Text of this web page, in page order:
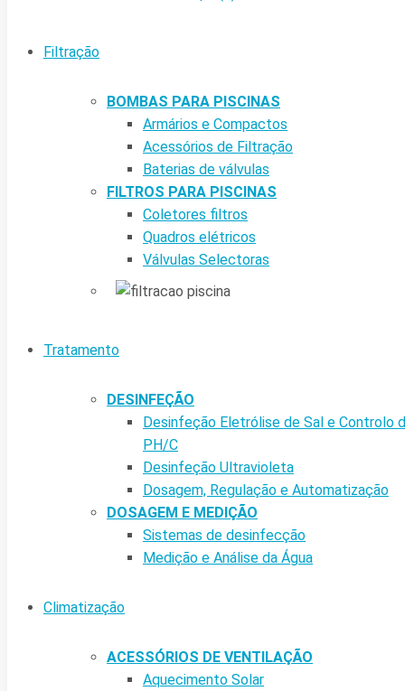
Filtração
BOMBAS PARA PISCINAS
Armários e Compactos
Acessórios de Filtração
Baterias de válvulas
FILTROS PARA PISCINAS
Coletores filtros
Quadros elétricos
Válvulas Selectoras
Tratamento
DESINFEÇÃO
Desinfeção Eletrólise de Sal e Controlo
PH/C
Desinfeção Ultravioleta
Dosagem, Regulação e Automatização
DOSAGEM E MEDIÇÃO
Sistemas de desinfecção
Medição e Análise da Água
Climatização
ACESSÓRIOS DE VENTILAÇÃO
Aquecimento Solar